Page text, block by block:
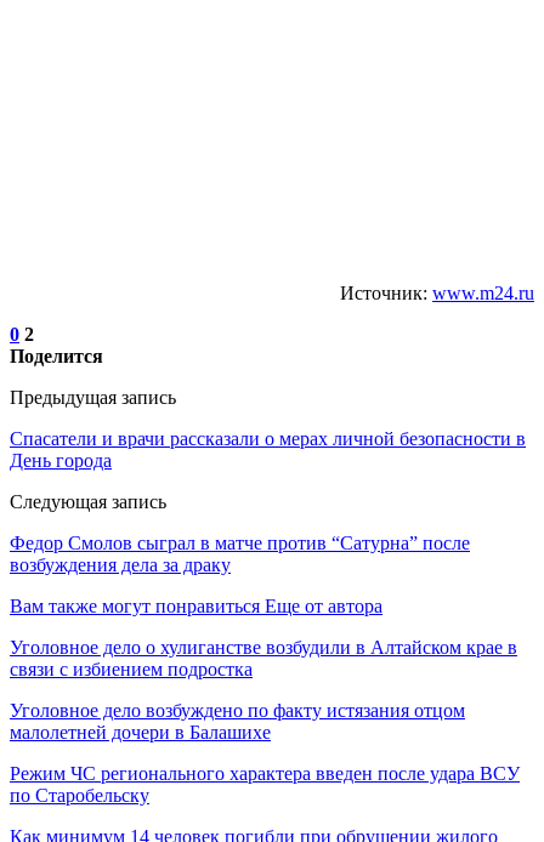
Источник: www.m24.ru
0 2
Поделится
Предыдущая запись
Спасатели и врачи рассказали о мерах личной безопасности в
День города
Следующая запись
Федор Смолов сыграл в матче против “Сатурна” после
возбуждения дела за драку
Вам также могут понравиться Еще от автора
Уголовное дело о хулиганстве возбудили в Алтайском крае в
связи с избиением подростка
Уголовное дело возбуждено по факту истязания отцом
малолетней дочери в Балашихе
Режим ЧС регионального характера введен после удара ВСУ
по Старобельску
Как минимум 14 человек погибли при обрушении жилого